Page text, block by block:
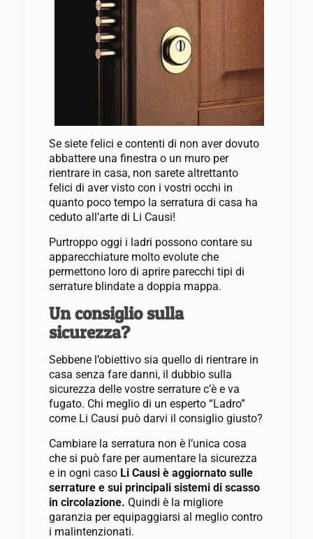
Se siete felici e contenti di non aver dovuto
abbattere una finestra o un muro per
rientrare in casa, non sarete altrettanto
felici di aver visto con i vostri occhi in
quanto poco tempo la serratura di casa ha
ceduto all’arte di Li Causi!
Purtroppo oggi i ladri possono contare su
apparecchiature molto evolute che
permettono loro di aprire parecchi tipi di
serrature blindate a doppia mappa.
Un consiglio sulla
sicurezza?
Sebbene l’obiettivo sia quello di rientrare in
casa senza fare danni, il dubbio sulla
sicurezza delle vostre serrature c’è e va
fugato. Chi meglio di un esperto “Ladro”
come Li Causi può darvi il consiglio giusto?
Cambiare la serratura non è l’unica cosa
che si può fare per aumentare la sicurezza
e in ogni caso Li Causi è aggiornato sulle
serrature e sui principali sistemi di scasso
in circolazione. Quindi è la migliore
garanzia per equipaggiarsi al meglio contro
i malintenzionati.